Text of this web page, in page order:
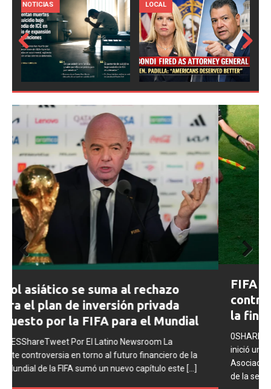
LOCAL NOTICIAS
Prev
Next
FIFA abre expedientes disciplinarios
contra Argentina tras los incidentes en
la final del Mundial 2026
0SHARESShareTweet Por El Latino Newsroom La FIFA
inició una serie de procesos disciplinarios contra la
Asociación del Fútbol Argentino (AFA), cuatro integrantes
Prev
ious